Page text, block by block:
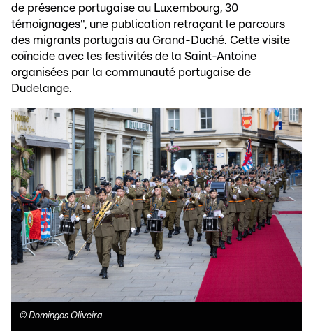
de présence portugaise au Luxembourg, 30
témoignages", une publication retraçant le parcours
des migrants portugais au Grand-Duché. Cette visite
coïncide avec les festivités de la Saint-Antoine
organisées par la communauté portugaise de
Dudelange.
© Domingos Oliveira